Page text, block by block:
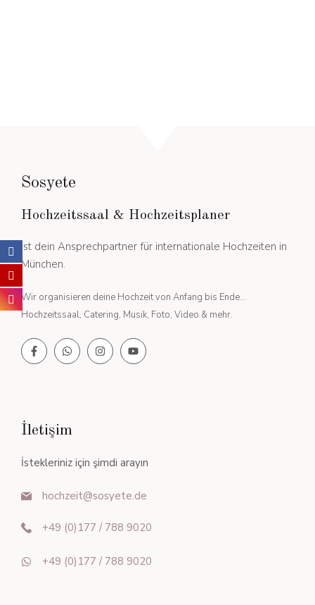
Sosyete
Hochzeitssaal & Hochzeitsplaner
ist dein Ansprechpartner für internationale Hochzeiten in
München.
Wir organisieren deine Hochzeit von Anfang bis Ende...
Hochzeitssaal, Catering, Musik, Foto, Video & mehr.
İletişim
İstekleriniz için şimdi arayın
hochzeit@sosyete.de
+49 (0)177 / 788 9020
+49 (0)177 / 788 9020